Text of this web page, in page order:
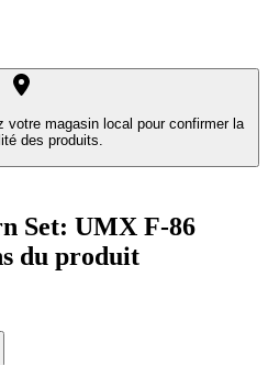
votre magasin local pour confirmer la
des produits.
Set: UMX F-86
du produit